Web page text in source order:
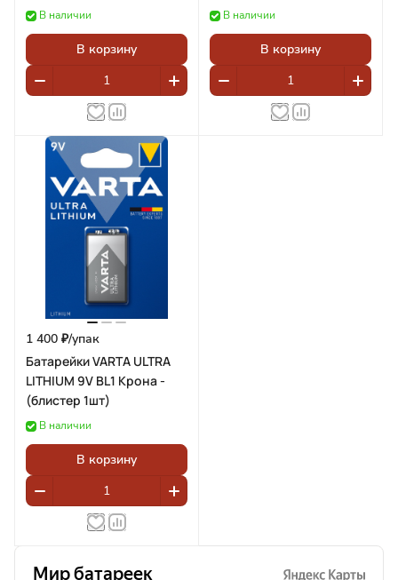
В наличии
В корзину
В наличии
В корзину
1 400 ₽/упак
Батарейки VARTA ULTRA
LITHIUM 9V BL1 Крона -
(блистер 1шт)
В наличии
В корзину